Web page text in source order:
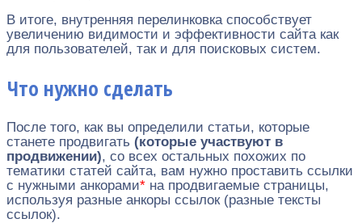
В итоге, внутренняя перелинковка способствует
увеличению видимости и эффективности сайта как
для пользователей, так и для поисковых систем.
Что нужно сделать
После того, как вы определили статьи, которые
станете продвигать (которые участвуют в
продвижении), со всех остальных похожих по
тематики статей сайта, вам нужно проставить ссылки
с нужными анкорами* на продвигаемые страницы,
используя разные анкоры ссылок (разные тексты
ссылок).